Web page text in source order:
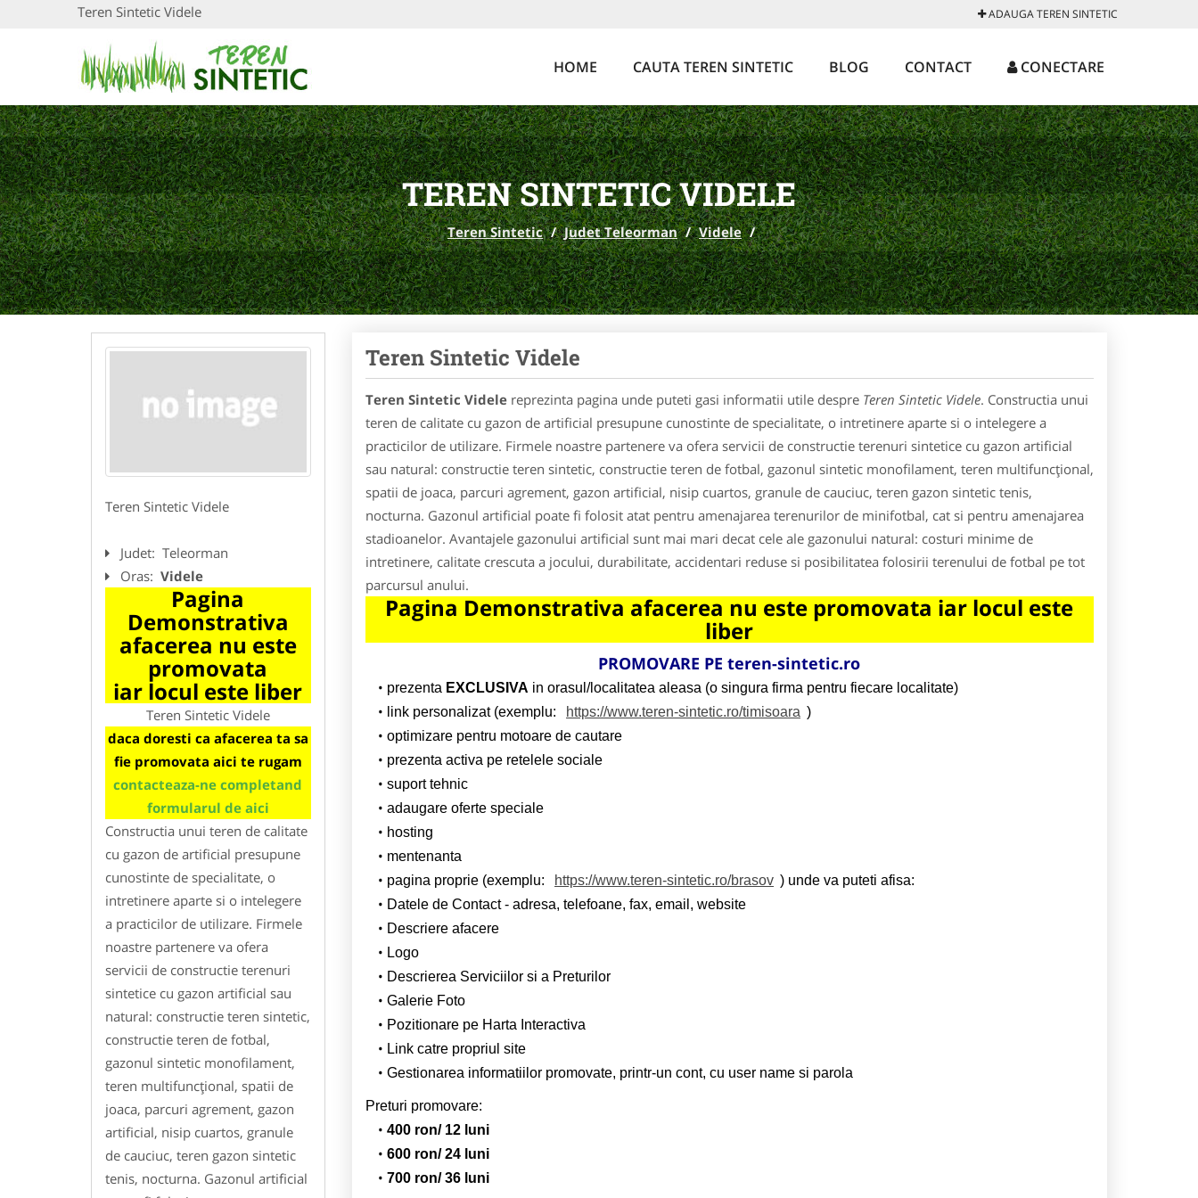
Teren Sintetic Videle ADAUGA TEREN SINTETIC
HOME CAUTA TEREN SINTETIC BLOG CONTACT CONECTARE
TEREN SINTETIC VIDELE
Teren Sintetic / Judet Teleorman / Videle /
Teren Sintetic Videle
Judet: Teleorman
Oras: Videle
Pagina
Demonstrativa
afacerea nu este
promovata
iar locul este liber
Teren Sintetic Videle
daca doresti ca afacerea ta sa
fie promovata aici te rugam
contacteaza-ne completand
formularul de aici
Constructia unui teren de calitate
cu gazon de artificial presupune
cunostinte de specialitate, o
intretinere aparte si o intelegere
a practicilor de utilizare. Firmele
noastre partenere va ofera
servicii de constructie terenuri
sintetice cu gazon artificial sau
natural: constructie teren sintetic,
constructie teren de fotbal,
gazonul sintetic monofilament,
teren multifuncțional, spatii de
joaca, parcuri agrement, gazon
artificial, nisip cuartos, granule
de cauciuc, teren gazon sintetic
tenis, nocturna. Gazonul artificial
Teren Sintetic Videle
Teren Sintetic Videlereprezinta pagina unde puteti gasi informatii utile despre Teren Sintetic Videle. Constructia unui
teren de calitate cu gazon de artificial presupune cunostinte de specialitate, o intretinere aparte si o intelegere a
practicilor de utilizare. Firmele noastre partenere va ofera servicii de constructie terenuri sintetice cu gazon artificial
sau natural: constructie teren sintetic, constructie teren de fotbal, gazonul sintetic monofilament, teren multifuncțional,
spatii de joaca, parcuri agrement, gazon artificial, nisip cuartos, granule de cauciuc, teren gazon sintetic tenis,
nocturna. Gazonul artificial poate fi folosit atat pentru amenajarea terenurilor de minifotbal, cat si pentru amenajarea
stadioanelor. Avantajele gazonului artificial sunt mai mari decat cele ale gazonului natural: costuri minime de
intretinere, calitate crescuta a jocului, durabilitate, accidentari reduse si posibilitatea folosirii terenului de fotbal pe tot
parcursul anului.
Pagina Demonstrativa afacerea nu este promovata iar locul este
liber
PROMOVARE PE teren-sintetic.ro
prezenta EXCLUSIVA in orasul/localitatea aleasa (o singura firma pentru fiecare localitate)
link personalizat (exemplu:
https://www.teren-sintetic.ro/timisoara )
optimizare pentru motoare de cautare
prezenta activa pe retelele sociale
suport tehnic
adaugare oferte speciale
hosting
mentenanta
pagina proprie (exemplu:
https://www.teren-sintetic.ro/brasov ) unde va puteti afisa:
Datele de Contact - adresa, telefoane, fax, email, website
Descriere afacere
Logo
Descrierea Serviciilor si a Preturilor
Galerie Foto
Pozitionare pe Harta Interactiva
Link catre propriul site
Gestionarea informatiilor promovate, printr-un cont, cu user name si parola
Preturi promovare:
400 ron/ 12 luni
600 ron/ 24 luni
700 ron/ 36 luni